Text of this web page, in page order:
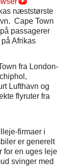
næststørste
Cape Town
passagerer
Afrikas
fra London-
Lufthavn og
flyruter fra
firmaer i
er generelt
for en uges leje
svinger med